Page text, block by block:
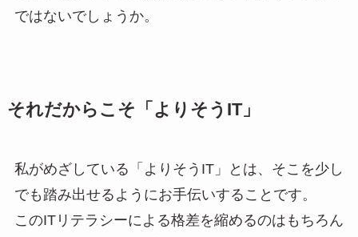
ではないでしょうか。
それだからこそ「よりそうIT」
私がめざしている「よりそうIT」とは、そこを少し
でも踏み出せるようにお手伝いすることです。
このITリテラシーによる格差を縮めるのはもちろん